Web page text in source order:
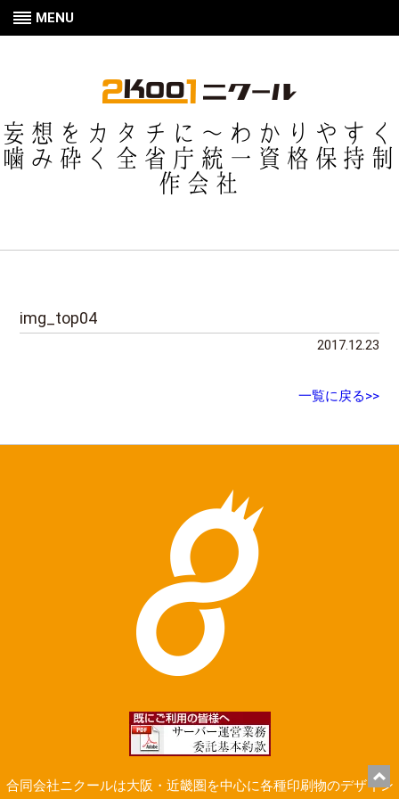
MENU
妄想をカタチに〜わかりやすく
噛み砕く全省庁統一資格保持制
作会社
img_top04
2017.12.23
一覧に戻る>>
合同会社ニクールは大阪・近畿圏を中心に各種印刷物のデザイン